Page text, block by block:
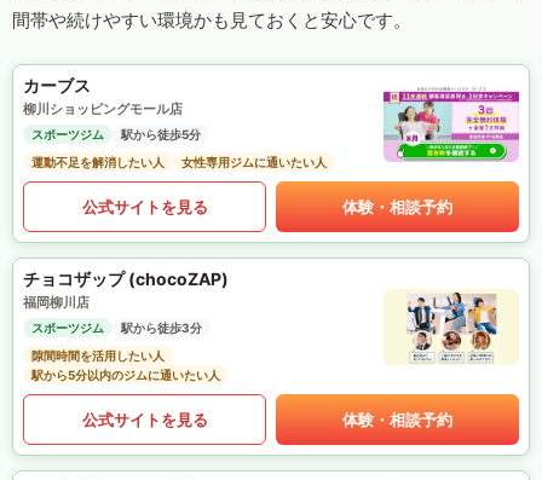
間帯や続けやすい環境かも見ておくと安心です。
カーブス
柳川ショッピングモール店
スポーツジム
駅から徒歩5分
運動不足を解消したい人
女性専用ジムに通いたい人
公式サイトを見る 体験・相談予約
チョコザップ (chocoZAP)
福岡柳川店
スポーツジム
駅から徒歩3分
隙間時間を活用したい人
駅から5分以内のジムに通いたい人
公式サイトを見る 体験・相談予約